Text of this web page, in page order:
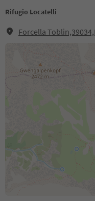
Rifugio Locatelli
Forcella